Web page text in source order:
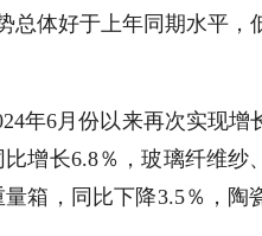
总体好于上年同期水平，
年6月份以来再次实现增
增长6.8％，玻璃纤维纱
箱，同比下降3.5％，陶